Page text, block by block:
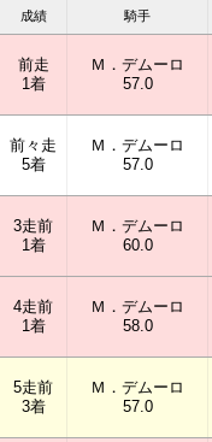
成績 騎手
前走
1着
Ｍ．デムーロ
57.0
前々走
5着
Ｍ．デムーロ
57.0
3走前
1着
Ｍ．デムーロ
60.0
4走前
1着
Ｍ．デムーロ
58.0
5走前
3着
Ｍ．デムーロ
57.0